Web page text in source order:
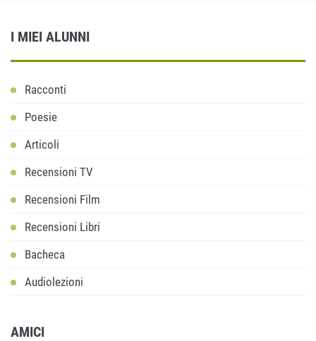
I MIEI ALUNNI
Racconti
Poesie
Articoli
Recensioni TV
Recensioni Film
Recensioni Libri
Bacheca
Audiolezioni
AMICI